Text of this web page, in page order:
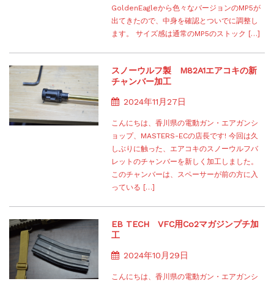
GoldenEagleから色々なバージョンのMP5が
出てきたので、中身を確認とついでに調整し
ます。 サイズ感は通常のMP5のストック […]
スノーウルフ製 M82A1エアコキの新
チャンバー加工
2024年11月27日
こんにちは、香川県の電動ガン・エアガンシ
ョップ、MASTERS-ECの店長です! 今回は久
しぶりに触った、エアコキのスノーウルフバ
レットのチャンバーを新しく加工しました。
このチャンバーは、スペーサーが前の方に入
っている […]
EB TECH VFC用Co2マガジンプチ加
工
2024年10月29日
こんにちは、香川県の電動ガン・エアガンシ